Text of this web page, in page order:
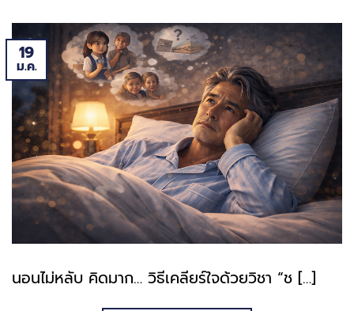
19
ม.ค.
นอนไม่หลับ คิดมาก… วิธีเคลียร์ใจด้วยวิชา “ช […]